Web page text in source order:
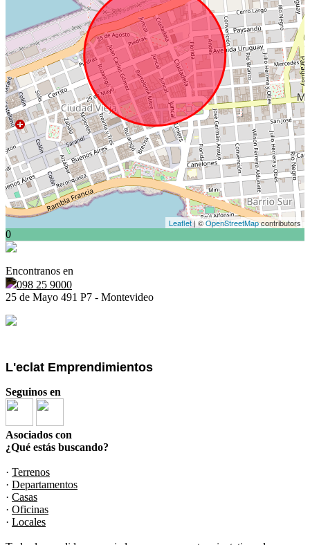
Leaflet| ©OpenStreetMapcontributors
0
Encontranos en
098 25 9000
25 de Mayo 491 P7 - Montevideo
L'eclat Emprendimientos
Seguinos en
Asociados con
¿Qué estás buscando?
· Terrenos
· Departamentos
· Casas
· Oficinas
· Locales